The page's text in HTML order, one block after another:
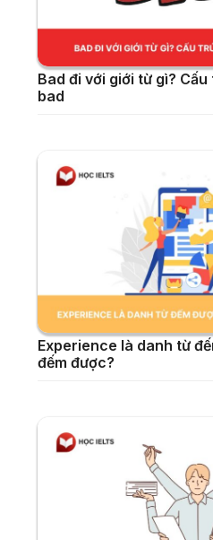
Bad đi với giới từ gì?
bad
Experience là danh từ
đếm được?